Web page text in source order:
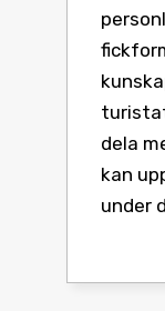
dela
kan
under